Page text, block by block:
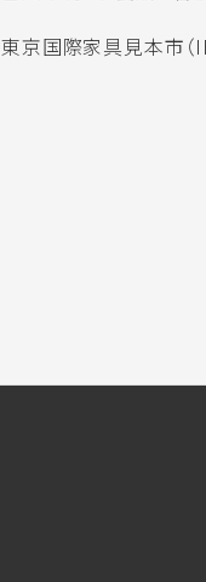
東京国際家具見本市（